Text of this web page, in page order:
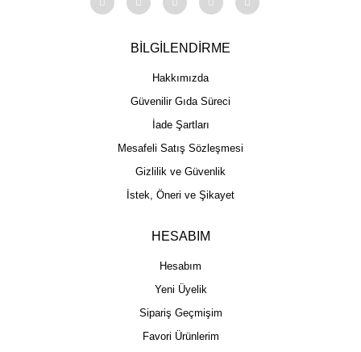
BİLGİLENDİRME
Hakkımızda
Güvenilir Gıda Süreci
İade Şartları
Mesafeli Satış Sözleşmesi
Gizlilik ve Güvenlik
İstek, Öneri ve Şikayet
HESABIM
Hesabım
Yeni Üyelik
Sipariş Geçmişim
Favori Ürünlerim